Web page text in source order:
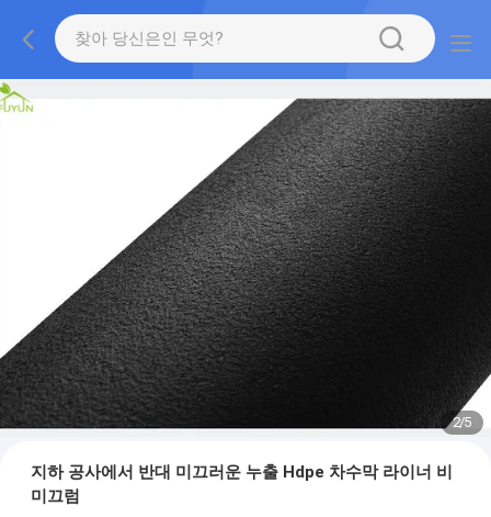
2/5
지하 공사에서 반대 미끄러운 누출 Hdpe 차수막 라이너 비
미끄럼